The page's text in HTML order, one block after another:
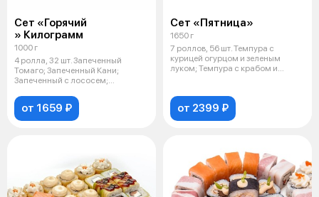
Сет «Горячий
» Килограмм
1000 г
4 ролла, 32 шт. Запеченный
Томаго; Запеченный Кани;
Запеченный с лососем;
от 1659 ₽
Сет «Пятница»
1650 г
7 роллов, 56 шт. Темпура с
курицей огурцом и зеленым
луком; Темпура с крабом и
от 2399 ₽